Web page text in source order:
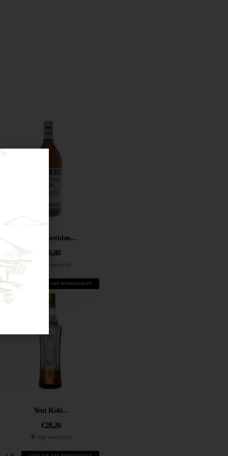
Pastis Bastidon...
16,80
Op voorraad
VOEG TOE AAN WINKELWAGEN
Yeni Raki...
€28,20
Op voorraad